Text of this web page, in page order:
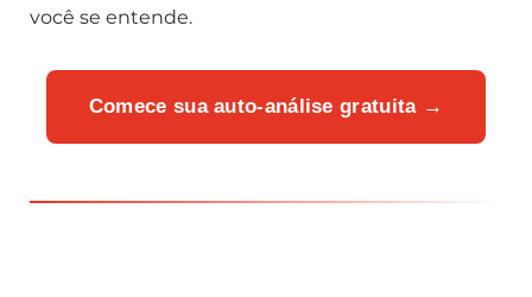
você se entende.
Comece sua auto-análise gratuita →